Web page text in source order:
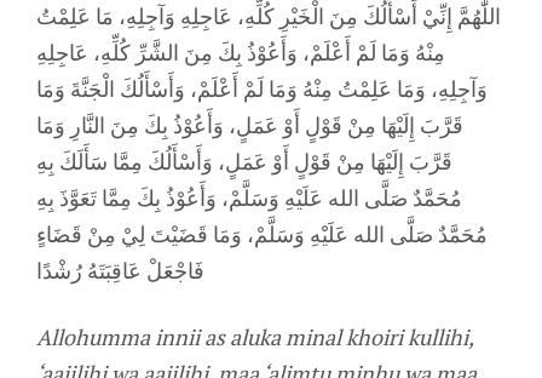
اللّٰهُمَّ إِنِّيْ أَسْأَلُكَ مِنَ الْخَيْرِ كُلِّهِ، عَاجِلِهِ وَآجِلِهِ، مَا عَلِمْتُ
مِنْهُ وَمَا لَمْ أَعْلَمْ، وَأَعُوْذُ بِكَ مِنَ الشَّرِّ كُلِّهِ، عَاجِلِهِ
وَآجِلِهِ، وَمَا عَلِمْتُ مِنْهُ وَمَا لَمْ أَعْلَمْ، وَأَسْأَلُكَ الْجَنَّةَ وَمَا
قَرَّبَ إِلَيْهَا مِنْ قَوْلٍ أَوْ عَمَلٍ، وَأَعُوْذُ بِكَ مِنَ النَّارِ وَمَا
قَرَّبَ إِلَيْهَا مِنْ قَوْلٍ أَوْ عَمَلٍ، وَأَسْأَلُكَ مِمَّا سَأَلَكَ بِهِ
مُحَمَّدٌ صَلَّى الله عَلَيْهِ وَسَلَّمْ، وَأَعُوْذُ بِكَ مِمَّا تَعَوَّذَ بِهِ
مُحَمَّدٌ صَلَّى الله عَلَيْهِ وَسَلَّمْ، وَمَا قَضَيْتَ لِيْ مِنْ قَضَاءٍ
فَاجْعَلْ عَاقِبَتَهُ رُشْدًا
Allohumma innii as aluka minal khoiri kullihi,